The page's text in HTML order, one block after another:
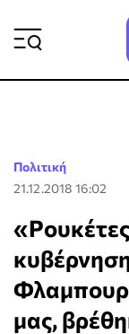
Πολιτική
21.12.2018 16:02
μας,